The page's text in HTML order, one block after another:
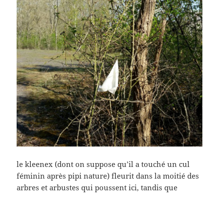
le kleenex (dont on suppose qu’il a touché un cul
féminin après pipi nature) fleurit dans la moitié des
arbres et arbustes qui poussent ici, tandis que